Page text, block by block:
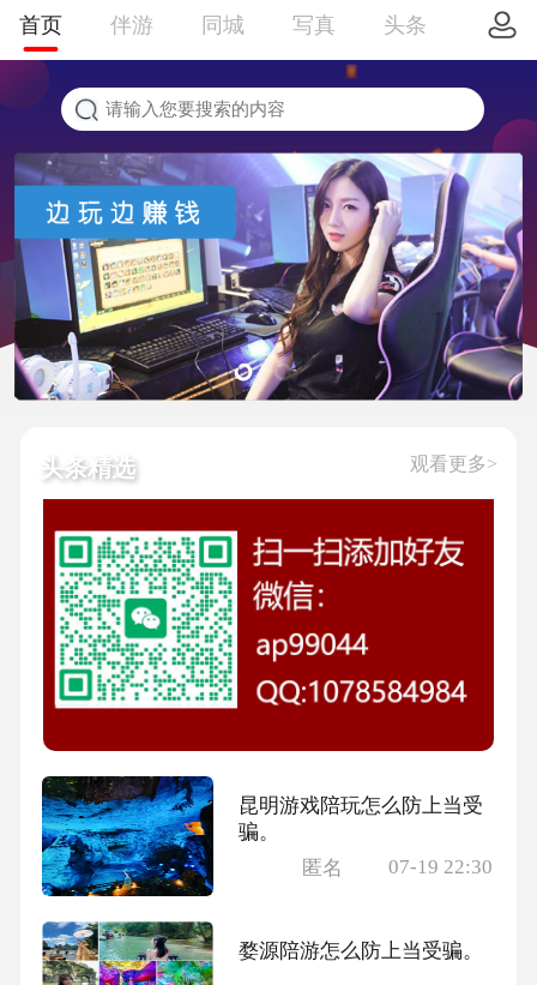
首页 伴游 同城 写真 头条
头条精选 观看更多>
昆明游戏陪玩怎么防上当受
骗。
匿名
07-19 22:30
婺源陪游怎么防上当受骗。